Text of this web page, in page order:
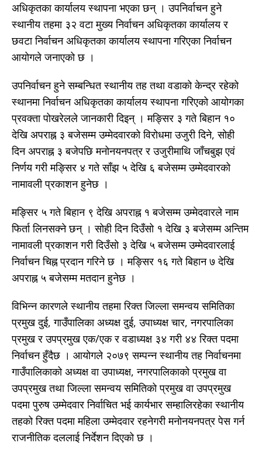
अधिकृतका कार्यालय स्थापना भएका छन् । उपनिर्वाचन हुने
स्थानीय तहमा ३२ वटा मुख्य निर्वाचन अधिकृतका कार्यालय र
छवटा निर्वाचन अधिकृतका कार्यालय स्थापना गरिएका निर्वाचन
आयोगले जनाएको छ ।
उपनिर्वाचन हुने सम्बन्धित स्थानीय तह तथा वडाको केन्द्र रहेको
स्थानमा निर्वाचन अधिकृतका कार्यालय स्थापना गरिएको आयोगका
प्रवक्ता पोखरेलले जानकारी दिइन् । मङ्सिर ३ गते बिहान १०
देखि अपराह्न ३ बजेसम्म उम्मेदवारको विरोधमा उजुरी दिने, सोही
दिन अपराह्न ३ बजेपछि मनोनयनपत्र र उजुरीमाथि जाँचबुझ एवं
निर्णय गरी मङ्सिर ४ गते साँझ ५ देखि ६ बजेसम्म उम्मेदवारको
नामावली प्रकाशन हुनेछ ।
मङ्सिर ५ गते बिहान ९ देखि अपराह्न १ बजेसम्म उम्मेदवारले नाम
फिर्ता लिनसक्ने छन् । सोही दिन दिउँसो १ देखि ३ बजेसम्म अन्तिम
नामावली प्रकाशन गरी दिउँसो ३ देखि ५ बजेसम्म उम्मेदवारलाई
निर्वाचन चिह्न प्रदान गरिने छ । मङ्सिर १६ गते बिहान ७ देखि
अपराह्न ५ बजेसम्म मतदान हुनेछ ।
विभिन्न कारणले स्थानीय तहमा रिक्त जिल्ला समन्वय समितिका
प्रमुख दुई, गाउँपालिका अध्यक्ष दुई, उपाध्यक्ष चार, नगरपालिका
प्रमुख र उपप्रमुख एक/एक र वडाध्यक्ष ३४ गरी ४४ रिक्त पदमा
निर्वाचन हुँदैछ । आयोगले २०७९ सम्पन्न स्थानीय तह निर्वाचनमा
गाउँपालिकाको अध्यक्ष वा उपाध्यक्ष, नगरपालिकाको प्रमुख वा
उपप्रमुख तथा जिल्ला समन्वय समितिको प्रमुख वा उपप्रमुख
पदमा पुरुष उम्मेदवार निर्वाचित भई कार्यभार सम्हालिरहेका स्थानीय
तहको रिक्त पदमा महिला उम्मेदवार रहनेगरी मनोनयनपत्र पेस गर्न
राजनीतिक दललाई निर्देशन दिएको छ ।